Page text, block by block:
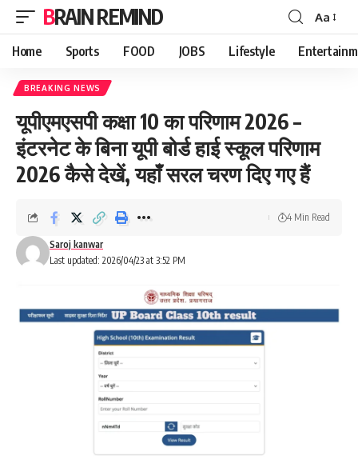
BRAIN REMIND
Font
Resizer
Aa
Home Sports FOOD JOBS Lifestyle
BREAKING NEWS
यूपीएमएसपी कक्षा 10 का परिणाम 2026 –
इंटरनेट के बिना यूपी बोर्ड हाई स्कूल परिणाम
2026 कैसे देखें, यहाँ सरल चरण दिए गए हैं
Last updated: 2026/04/23 at 3:52 PM
Saroj kanwar
4 Min Read